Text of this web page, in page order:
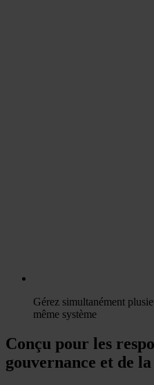
Gérez simultanément
même système
Conçu pour les
gouvernance et de